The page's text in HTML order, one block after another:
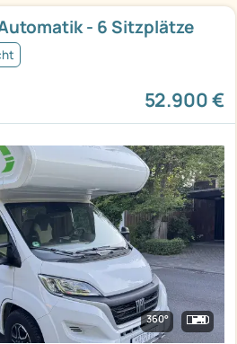
- 6 Sitzplätze
52.900 €
360°